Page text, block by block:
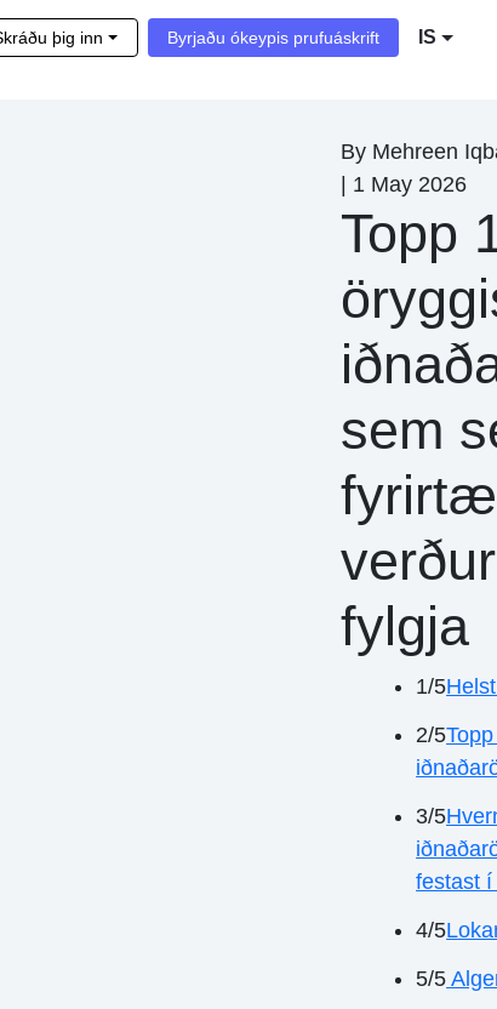
þig inn Byrjaðu ókeypis prufuáskrift IS
By Mehreen
1 May 2026
Topp
sem
fylgja
1/5
2/5
3/5
festast í
4/5
5/5